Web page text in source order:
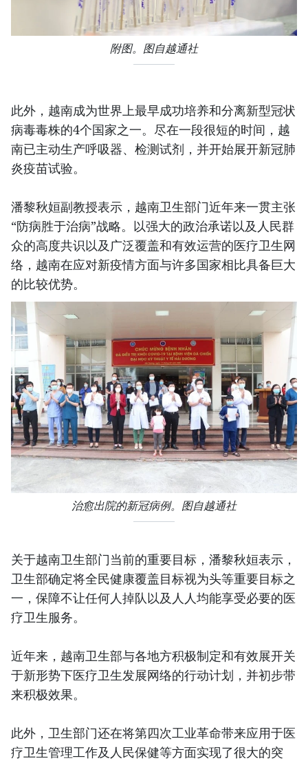
附图。图自越通社
此外，越南成为世界上最早成功培养和分离新型冠状
病毒毒株的4个国家之一。尽在一段很短的时间，越
南已主动生产呼吸器、检测试剂，并开始展开新冠肺
炎疫苗试验。
潘黎秋姮副教授表示，越南卫生部门近年来一贯主张
“防病胜于治病”战略。以强大的政治承诺以及人民群
众的高度共识以及广泛覆盖和有效运营的医疗卫生网
络，越南在应对新疫情方面与许多国家相比具备巨大
的比较优势。
治愈出院的新冠病例。图自越通社
关于越南卫生部门当前的重要目标，潘黎秋姮表示，
卫生部确定将全民健康覆盖目标视为头等重要目标之
一，保障不让任何人掉队以及人人均能享受必要的医
疗卫生服务。
近年来，越南卫生部与各地方积极制定和有效展开关
于新形势下医疗卫生发展网络的行动计划，并初步带
来积极效果。
此外，卫生部门还在将第四次工业革命带来应用于医
疗卫生管理工作及人民保健等方面实现了很大的突